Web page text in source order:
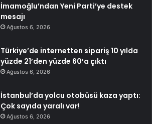
İmamoğlu’ndan Yeni Parti’ye destek
mesajı
Ağustos 6, 2026
Türkiye’de internetten sipariş 10 yılda
yüzde 21’den yüzde 60’a çıktı
Ağustos 6, 2026
İstanbul’da yolcu otobüsü kaza yaptı:
Çok sayıda yaralı var!
Ağustos 6, 2026